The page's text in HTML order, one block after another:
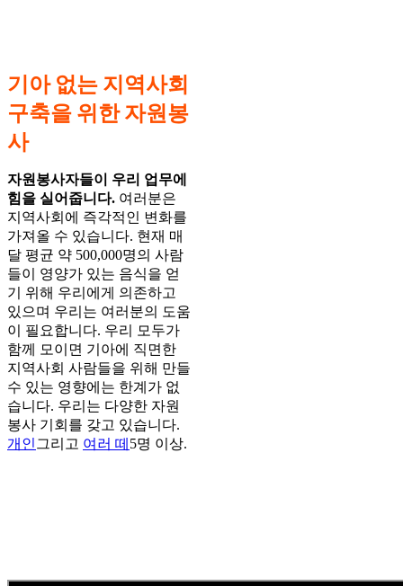
기아 없는 지역사회
구축을 위한 자원봉
사
자원봉사자들이 우리 업무에
힘을 실어줍니다. 여러분은
지역사회에 즉각적인 변화를
가져올 수 있습니다. 현재 매
달 평균 약 500,000명의 사람
들이 영양가 있는 음식을 얻
기 위해 우리에게 의존하고
있으며 우리는 여러분의 도움
이 필요합니다. 우리 모두가
함께 모이면 기아에 직면한
지역사회 사람들을 위해 만들
수 있는 영향에는 한계가 없
습니다. 우리는 다양한 자원
봉사 기회를 갖고 있습니다.
개인 그리고 여러 떼 5명 이상.